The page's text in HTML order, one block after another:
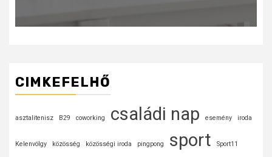
CIMKEFELHŐ
asztalitenisz B29 coworking családi nap esemény iroda
Kelenvölgy közösség közösségi iroda pingpong sport Sport11